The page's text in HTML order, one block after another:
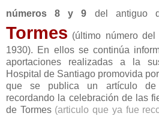
números 8 y 9 del antiguo
Tormes (último número
1930). En ellos se continúa
aportaciones realizadas a la
Hospital de Santiago promovida
que se publica un artículo de
recordando la celebración de las
de Tormes (articulo que ya fue